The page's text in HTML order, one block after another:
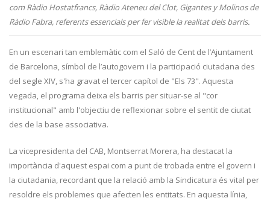
com Ràdio Hostatfrancs, Ràdio Ateneu del Clot, Gigantes y Molinos de
Ràdio Fabra, referents essencials per fer visible la realitat dels barris.
En un escenari tan emblemàtic com el Saló de Cent de l’Ajuntament
de Barcelona, símbol de l’autogovern i la participació ciutadana des
del segle XIV, s'ha gravat el tercer capítol de "Els 73". Aquesta
vegada, el programa deixa els barris per situar-se al "cor
institucional" amb l'objectiu de reflexionar sobre el sentit de ciutat
des de la base associativa.
La vicepresidenta del CAB, Montserrat Morera, ha destacat la
importància d'aquest espai com a punt de trobada entre el govern i
la ciutadania, recordant que la relació amb la Sindicatura és vital per
resoldre els problemes que afecten les entitats. En aquesta línia,